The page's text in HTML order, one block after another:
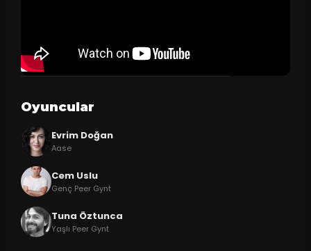
Oyuncular
Evrim Doğan
Aase
Cem Uslu
Genç Peer Gynt
Tuna Öztunca
Yaşlı Peer Gynt